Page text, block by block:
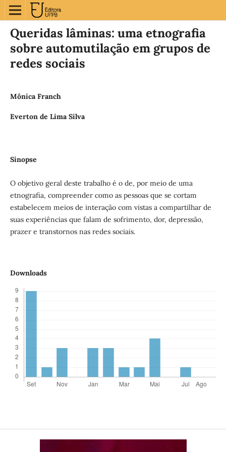
Queridas lâminas: uma etnografia
sobre automutilação em grupos de
redes sociais
Mônica Franch
Everton de Lima Silva
Sinopse
O objetivo geral deste trabalho é o de, por meio de uma
etnografia, compreender como as pessoas que se cortam
estabelecem meios de interação com vistas a compartilhar de
suas experiências que falam de sofrimento, dor, depressão,
prazer e transtornos nas redes sociais.
Downloads